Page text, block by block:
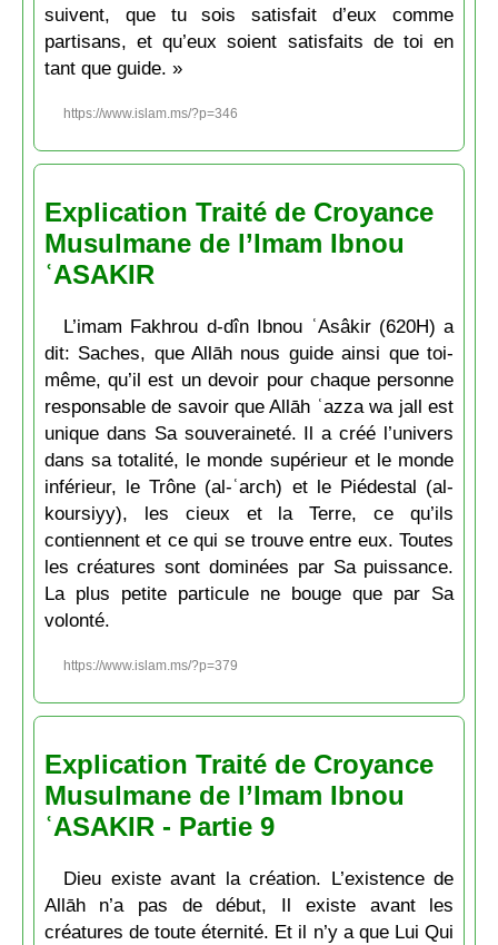
suivent, que tu sois satisfait d’eux comme
partisans, et qu’eux soient satisfaits de toi en
tant que guide. »
https://www.islam.ms/?p=346
Explication Traité de Croyance
Musulmane de l’Imam Ibnou
ʿASAKIR
L’imam Fakhrou d-dîn Ibnou ʿAsâkir (620H) a
dit: Saches, que Allāh nous guide ainsi que toi-
même, qu’il est un devoir pour chaque personne
responsable de savoir que Allāh ʿazza wa jall est
unique dans Sa souveraineté. Il a créé l’univers
dans sa totalité, le monde supérieur et le monde
inférieur, le Trône (al-ʿarch) et le Piédestal (al-
koursiyy), les cieux et la Terre, ce qu’ils
contiennent et ce qui se trouve entre eux. Toutes
les créatures sont dominées par Sa puissance.
La plus petite particule ne bouge que par Sa
volonté.
https://www.islam.ms/?p=379
Explication Traité de Croyance
Musulmane de l’Imam Ibnou
ʿASAKIR - Partie 9
Dieu existe avant la création. L’existence de
Allāh n’a pas de début, Il existe avant les
créatures de toute éternité. Et il n’y a que Lui Qui